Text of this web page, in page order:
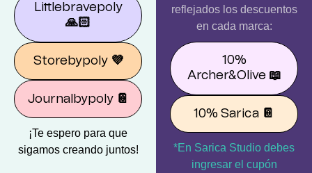
Littlebravepoly
🙏🏻
Storebypoly 💜
Journalbypoly 📔
¡Te espero para que
sigamos creando juntos!
reflejados los descuentos
en cada marca:
10%
Archer&Olive 📖
10% Sarica 📔
*En Sarica Studio debes
ingresar el cupón